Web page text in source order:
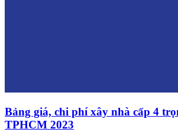
Bảng giá, chi phí xây nhà cấp 4
TPHCM 2023